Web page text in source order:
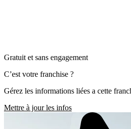
Gratuit et sans engagement
C’est votre franchise ?
Gérez les informations liées a cette
Mettre à jour les infos